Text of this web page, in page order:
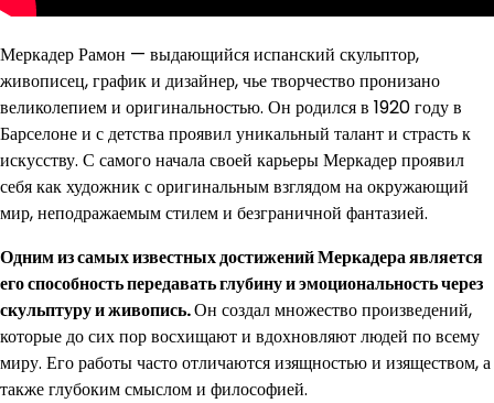
Меркадер Рамон — выдающийся испанский скульптор,
живописец, график и дизайнер, чье творчество пронизано
великолепием и оригинальностью. Он родился в 1920 году в
Барселоне и с детства проявил уникальный талант и страсть к
искусству. С самого начала своей карьеры Меркадер проявил
себя как художник с оригинальным взглядом на окружающий
мир, неподражаемым стилем и безграничной фантазией.
Одним из самых известных достижений Меркадера является
его способность передавать глубину и эмоциональность через
скульптуру и живопись.Он создал множество произведений,
которые до сих пор восхищают и вдохновляют людей по всему
миру. Его работы часто отличаются изящностью и изяществом, а
также глубоким смыслом и философией.